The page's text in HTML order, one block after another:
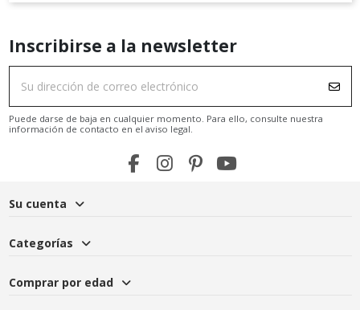
Inscribirse a la newsletter
Puede darse de baja en cualquier momento. Para ello, consulte nuestra
información de contacto en el aviso legal.
Su cuenta
Categorías
Comprar por edad